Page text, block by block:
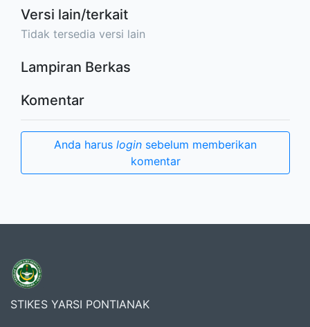
Versi lain/terkait
Tidak tersedia versi lain
Lampiran Berkas
Komentar
Anda harus login sebelum memberikan
komentar
STIKES YARSI PONTIANAK